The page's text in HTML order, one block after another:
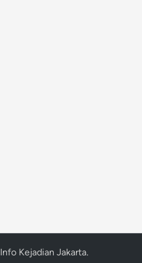
Info Kejadian Jakarta.